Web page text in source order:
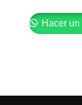
Hacer